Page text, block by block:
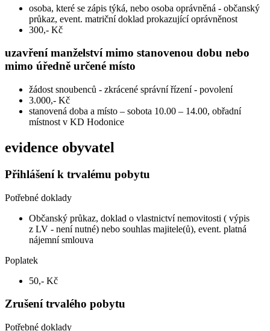
osoba, které se zápis týká, nebo osoba oprávněná - občanský
průkaz, event. matriční doklad prokazující oprávněnost
300,- Kč
uzavření manželství mimo stanovenou dobu nebo
mimo úředně určené místo
žádost snoubenců - zkrácené správní řízení - povolení
3.000,- Kč
stanovená doba a místo – sobota 10.00 – 14.00, obřadní
místnost v KD Hodonice
evidence obyvatel
Přihlášení k trvalému pobytu
Potřebné doklady
Občanský průkaz, doklad o vlastnictví nemovitosti ( výpis
z LV - není nutné) nebo souhlas majitele(ů), event. platná
nájemní smlouva
Poplatek
50,- Kč
Zrušení trvalého pobytu
Potřebné doklady